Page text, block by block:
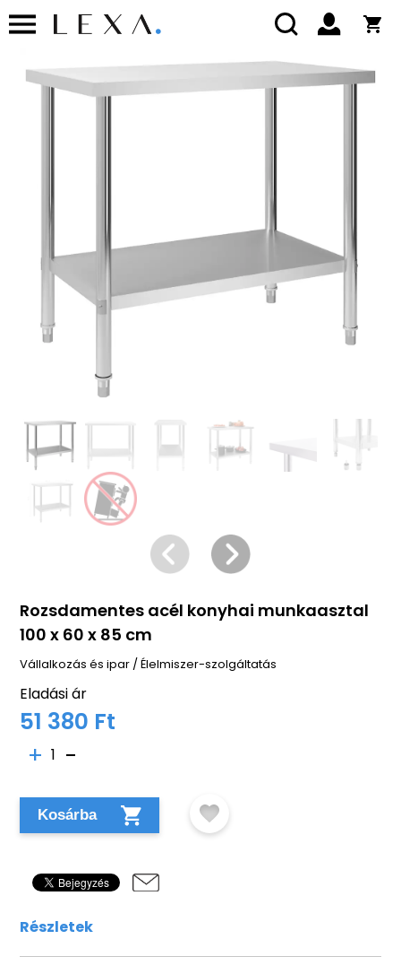
Rozsdamentes acél konyhai munkaasztal
100 x 60 x 85 cm
Vállalkozás és ipar /Élelmiszer-szolgáltatás
Eladási ár
51 380 Ft
1
Kosárba
Részletek